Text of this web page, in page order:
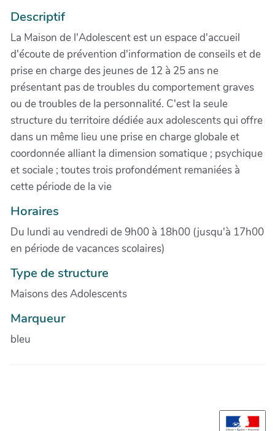
Descriptif
La Maison de l'Adolescent est un espace d'accueil
d'écoute de prévention d'information de conseils et de
prise en charge des jeunes de 12 à 25 ans ne
présentant pas de troubles du comportement graves
ou de troubles de la personnalité. C'est la seule
structure du territoire dédiée aux adolescents qui offre
dans un même lieu une prise en charge globale et
coordonnée alliant la dimension somatique ; psychique
et sociale ; toutes trois profondément remaniées à
cette période de la vie
Horaires
Du lundi au vendredi de 9h00 à 18h00 (jusqu'à 17h00
en période de vacances scolaires)
Type de structure
Maisons des Adolescents
Marqueur
bleu